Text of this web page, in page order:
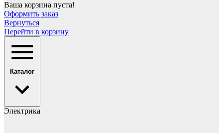
Ваша корзина пуста!
Оформить заказ
Вернуться
Перейти в корзину
Каталог
Электрика